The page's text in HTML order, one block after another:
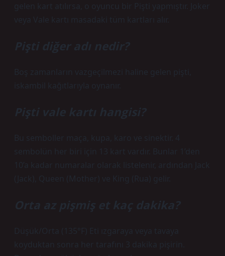
gelen kart atılırsa, o oyuncu bir Pişti yapmıştır. Joker
veya Vale kartı masadaki tüm kartları alır.
Pişti diğer adı nedir?
Boş zamanların vazgeçilmezi haline gelen pişti,
iskambil kağıtlarıyla oynanır.
Pişti vale kartı hangisi?
Bu semboller maça, kupa, karo ve sinektir. 4
sembolün her biri için 13 kart vardır. Bunlar 1’den
10’a kadar numaralar olarak listelenir, ardından Jack
(Jack), Queen (Mother) ve King (Rua) gelir.
Orta az pişmiş et kaç dakika?
Düşük/Orta (135°F) Eti ızgaraya veya tavaya
koyduktan sonra her tarafını 3 dakika pişirin.